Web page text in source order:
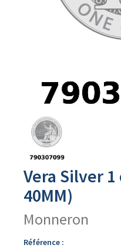
produit
Vera Silver 1
40MM)
Monneron
Référence :